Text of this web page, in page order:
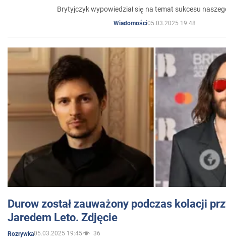
Brytyjczyk wypowiedział się na temat sukcesu
Wiadomości05.03.2025 19:48
Durow został zauważony podczas kolacji
Jaredem Leto. Zdjęcie
Rozrywka05.03.2025 19:45 36